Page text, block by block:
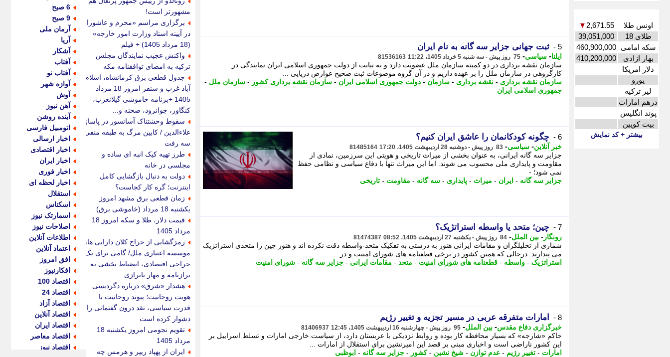
اونس طلا 2,671.55
▼
طلای 18
39,051,000
سکه امامی 460,900,000
بهار ازادی
410,200,000
دلار امریکا
یورو
لیر ترکیه
درهم امارات
پوند انگلیس
بیت کویین
بیشتر + کد نمایش
5 - ثبت جهانی جزایر سه گانه به نام ایران
ایلنا- سیاسی- 75 روز پیش - سه شنبه 5 خرداد 1405، 11:22 81536163
سازمان نقشه برداری در دو کمیته سازمان ملل عضویت دارد و به نیابت از دولت جمهوری اسلامی ایران نمایندگی در
کارگروهی در سازمان ملل را بر عهده داریم و در آن گروه موضوعات ثبت صحیح عوارض دریایی ...
سازمان نقشه برداری - نقشه برداری - سازمان - دولت جمهوری اسلامی ایران - سازمان نقشه برداری کشور - سازمان ملل -
جمهوری اسلامی ایران
6 - چگونه کودکانمان را عاشق ایران کنیم؟
خبر آنلاین- سیاسی- 83 روز پیش - دوشنبه 28 اردیبهشت 1405، 17:20 81485164
جزایر سه گانه ایرانی، به عنوان بخشی از میراث تاریخی و هویتی این سرزمین، نمادی از
مقاومت و پایداری ملی محسوب می شوند. اما این میراث تنها با دفاع سیاسی و نظامی حفظ
نمی شود؛ -
جزایر سه گانه - ایران - میراث - پایداری - سه گانه - مقاومت - تاریخی
7 - چین؛ متحد یا واسطه استراتژیک؟
رونگار - بین الملل- 84 روز پیش - یکشنبه 27 اردیبهشت 1405، 08:52 81474387
شماری از تحلیلگران و مقامات ایرانی هنوز به درستی به تفکیک متحد-واسطه دقت نکرده اند و هنوز چین را متحدی استراتژیک
می پندارند. درحالی که همین کشور در برخی قطعنامه های شورای امنیت و در ...
استراتژیک - واسطه - قطعنامه های شورای امنیت - متحد - مقامات ایرانی - جزایر سه گانه - شورای امنیت
8 - امارات متفرقه عربی در مسیر تجزیه و تغییر رژیم
خبرگزاری دفاع مقدس- بین الملل- 95 روز پیش - چهارشنبه 16 اردیبهشت 1405، 12:45 81406937
حاکم «شارجه» که بسیار محافظه کار بوده و روابط نزدیکی با عربستان دارد، از سیاست خارجی امارات و تسلط اسراییل بر
این کشور ناراضی است و اخباری مبنی بر قصد این امیرنشین برای استقلال از امارات ...
امارات - تغییر رژیم - عدم توازن - شیخ نشین -کشور - جزایر سه گانه - ابوظبی
مشهورتر است!
برگزاری مراسم «محرم و عاشورا
در آیینه اسناد وزارت امور خارجه»
(18 مرداد 1405) + فیلم
واکنش عجیب نمایندگان مجلس
ترکیه به امضای توافقنامه مکه
جدول قطعی برق کرمانشاه، اسلام
آباد غرب و سنقر امروز 18 مرداد
1405 +برنامه خاموشی گیلانغرب،
کنگاور، جوانرود، صحنه و...
سقوط وحشتناک آسانسور در پاساژ
علاءالدین / کابین مرگ به طبقه منفی
سه رفت
طرز تهیه کیک انبه ای ساده و
مجلسی در خانه
دولت به دنبال بازگشایی کامل
اینترنت؛ گره کار کجاست؟
زمان قطعی برق مشهد امروز
یکشنبه 18 مرداد (خاموشی برق)
قیمت دلار، طلا و سکه امروز 18
مرداد 1405
رمزگشایی از حراج کلان دارایی های
موسسه اعتباری ملل/ گامی برای یک
جراحی اقتصادی، انضباط بخشی به
ترازنامه و مهار ناترازی
هشدار «شرق» درباره دگردیسی
هویت روحانیت؛ پیوند روحانیت با
قدرت سیاسی، نقد درون گفتمانی را
دشوار کرده است
تقویم نجومی امروز یکشنبه 18
مرداد 1405
ایران از پهپاد ریپر و هرمس چه
6 صبح
9 صبح
آرمان ملی
آریا
آشکار
آفتاب
آفتاب نو
آوازه شهر
آوش
آهن نیوز
آینده روشن
اتومبیل فارسی
اخبار ارسالی
اخبار اقتصادی
اخبار ایران
اخبار فوری
اخبار لحظه ای
استقلال
اسکناس
اسمارتک نیوز
اصلاحات نیوز
اطلاعات آنلاین
اعتماد آنلاین
افق امروز
افکارنیوز
اقتصاد 100
اقتصاد 24
اقتصاد آزاد
اقتصاد آنلاین
اقتصاد ایران
اقتصاد معاصر
اقتصاد نیوز